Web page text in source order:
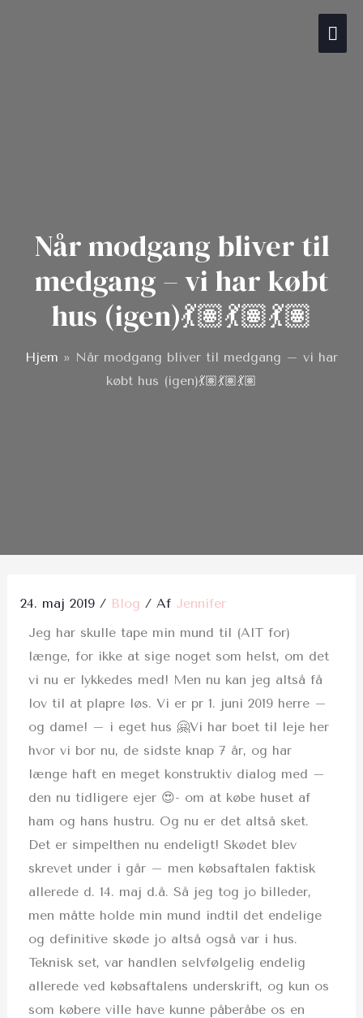
Når modgang bliver til
medgang – vi har købt
hus (igen)💃🏽💃🏽💃🏽
Hjem » Når modgang bliver til medgang – vi har
købt hus (igen)💃🏽💃🏽💃🏽
24. maj 2019 / Blog / Af Jennifer
Jeg har skulle tape min mund til (AlT for)
længe, for ikke at sige noget som helst, om det
vi nu er lykkedes med! Men nu kan jeg altså få
lov til at plapre løs. Vi er pr 1. juni 2019 herre –
og dame! – i eget hus 🤗Vi har boet til leje her
hvor vi bor nu, de sidste knap 7 år, og har
længe haft en meget konstruktiv dialog med –
den nu tidligere ejer 😍- om at købe huset af
ham og hans hustru. Og nu er det altså sket.
Det er simpelthen nu endeligt! Skødet blev
skrevet under i går – men købsaftalen faktisk
allerede d. 14. maj d.å. Så jeg tog jo billeder,
men måtte holde min mund indtil det endelige
og definitive skøde jo altså også var i hus.
Teknisk set, var handlen selvfølgelig endelig
allerede ved købsaftalens underskrift, og kun os
som købere ville have kunne påberåbe os en